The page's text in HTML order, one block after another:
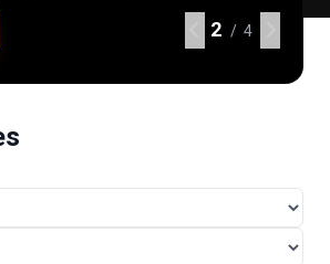
上一段交织复仇与正义的壮阔征途。
2 / 4
医生玛丽（雷娜特·赖因斯夫 饰）为寻回克拉
这片异常空间中，随着心理防线的崩塌，未知
步向他们靠近
2 / 4
黑暗组织打手大块头（黎唯 饰）与嗜血杀手
）一众人等。怒火遮眼，鲜血开路，从血肉翻
2 / 4
，凭悍勇战力屡屡从围堵中突围；看似弱小的
能在关键时刻爆发出惊人战力，为搭档化解危
银河命运的绝密任务，直面远比以往更为凶
2 / 4